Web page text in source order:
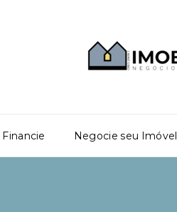
Financie Negocie seu Imóvel